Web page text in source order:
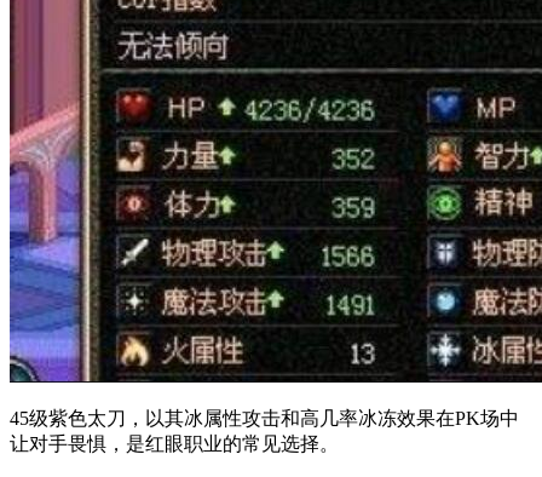
45级紫色太刀，以其冰属性攻击和高几率冰冻效果在PK场中
让对手畏惧，是红眼职业的常见选择。